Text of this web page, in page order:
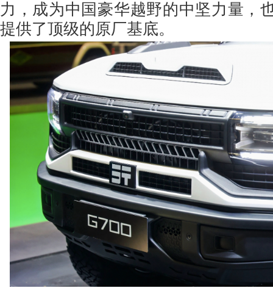
力，成为中国豪华越野的中坚力量，
提供了顶级的原厂基底。